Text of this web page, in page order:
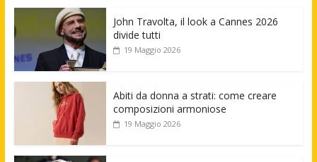
John Travolta, il look a Cannes 2026
divide tutti
19 Maggio 2026
Abiti da donna a strati: come creare
composizioni armoniose
19 Maggio 2026